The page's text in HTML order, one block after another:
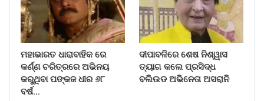
ମହାଭାରତ ଧାରାବାହିକ ରେ
କର୍ଣ୍ଣ ଚରିତ୍ରରେ ଅଭିନୟ
କରୁଥିବା ପଙ୍କଜ ଧୀର ୬୮
ବର୍ଷ…
ଦୀପାବଳିରେ ଶେଷ ନିଶ୍ୱାସ
ତ୍ୟାଗ କଲେ ପ୍ରସିଦ୍ଧ
ବଲିଉଡ ଅଭିନେତା ଅସରାନି